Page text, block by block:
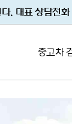
. 대표 상담전화
중고차